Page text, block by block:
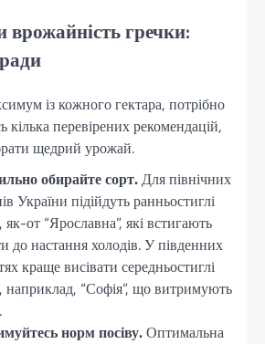
гречки:
із кожного гектара, потрібно
кілька перевірених рекомендацій,
щедрий урожай.
обирайте сорт.Для північних
України підійдуть ранньостиглі
як-от “Ярославна”, які встигають
до настання холодів. У південних
краще висівати середньостиглі
наприклад, “Софія”, що витримують
норм посіву.Оптимальна